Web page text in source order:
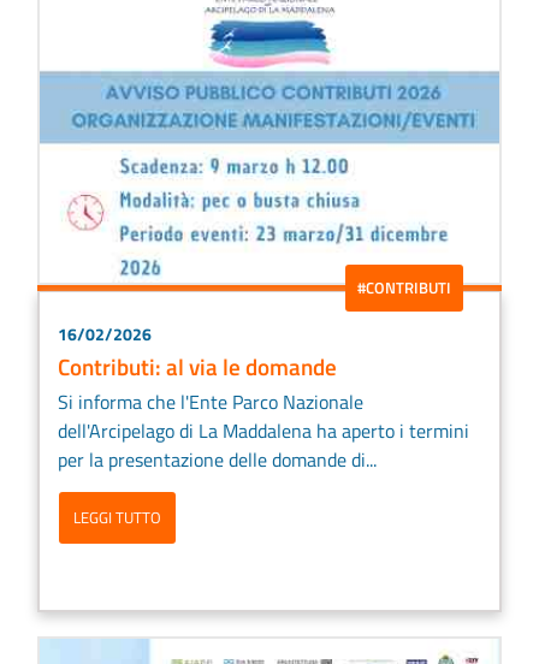
#CONTRIBUTI
16/02/2026
Contributi: al via le domande
Si informa che l'Ente Parco Nazionale
dell'Arcipelago di La Maddalena ha aperto i termini
per la presentazione delle domande di...
LEGGI TUTTO